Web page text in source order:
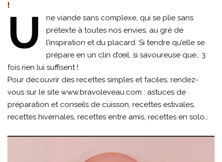
!
U
ne viande sans complexe, qui se plie sans
prétexte à toutes nos envies, au gré de
l’inspiration et du placard. Si tendre qu’elle se
prépare en un clin d’œil, si savoureuse que… 3
fois rien lui suffisent !
Pour découvrir des recettes simples et faciles, rendez-
vous sur le site www.bravoleveau.com : astuces de
préparation et conseils de cuisson, recettes estivales,
recettes hivernales, recettes entre amis, recettes en solo…